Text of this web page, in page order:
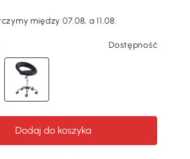
między 07.08, a 11.08.
Dostępność
Dodaj do koszyka